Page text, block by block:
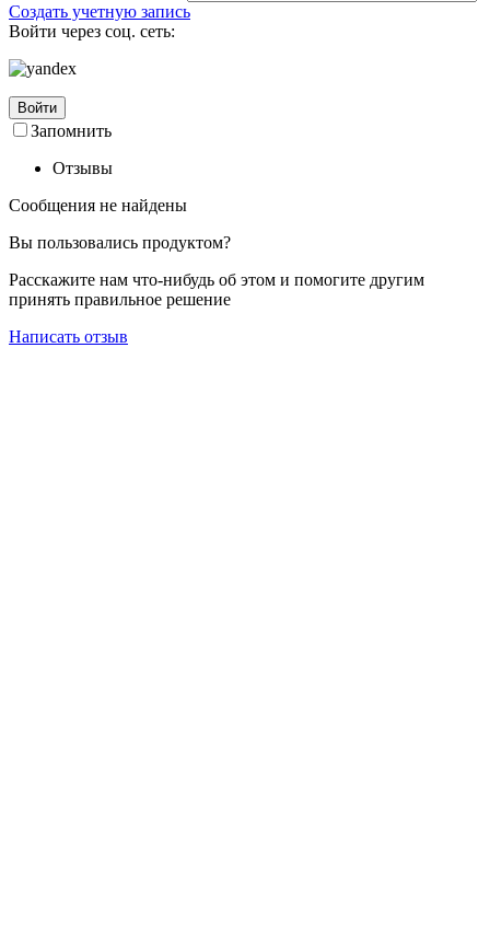
Создать учетную запись
Войти через соц. сеть:
Войти
Запомнить
Отзывы
Сообщения не найдены
Вы пользовались продуктом?
Расскажите нам что-нибудь об этом и помогите другим
принять правильное решение
Написать отзыв